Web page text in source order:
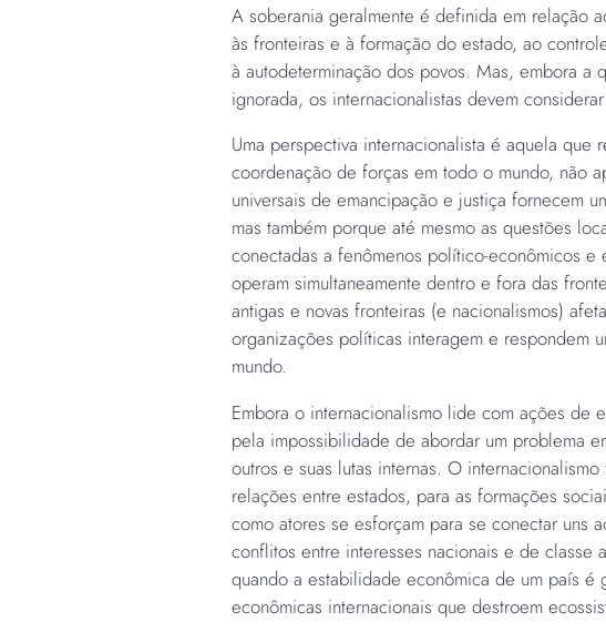
A soberania geralmente é definida em relação
às fronteiras e à formação do estado, ao
à autodeterminação dos povos. Mas, embora a
ignorada, os internacionalistas devem
Uma perspectiva internacionalista é aquela que
coordenação de forças em todo o mundo, não
universais de emancipação e justiça fornecem
mas também porque até mesmo as questões
conectadas a fenômenos político-econômicos
operam simultaneamente dentro e fora das
antigas e novas fronteiras (e nacionalismos)
organizações políticas interagem e respondem
mundo.
Embora o internacionalismo lide com ações de
pela impossibilidade de abordar um problema
outros e suas lutas internas. O
relações entre estados, para as formações
como atores se esforçam para se conectar uns
conflitos entre interesses nacionais e de classe
quando a estabilidade econômica de um país é
econômicas internacionais que destroem